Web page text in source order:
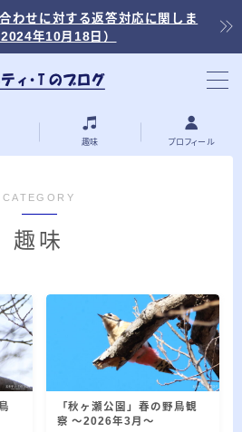
わせに対する返答対応に関しま
年10月18日）
公園」春の野鳥観察 ～2026年3
然公園」で野鳥観察 ～2026年3
趣味 プロフィール
CATEGORY
趣味
「秋ヶ瀬公園」春の野鳥観
察 ～2026年3月～